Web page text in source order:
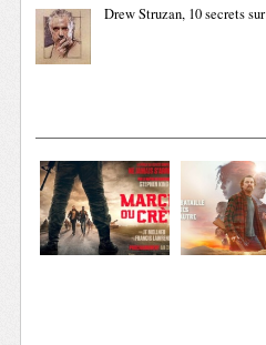
Drew Struzan, 10 secrets